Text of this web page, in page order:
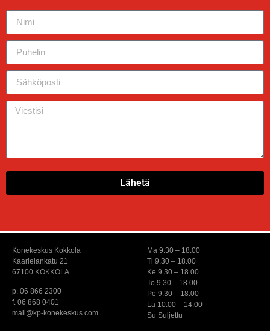
Lähetä
Konekeskus Kokkola
Kaarlelankatu 21
67100 KOKKOLA
p. 06 866 2300
f. 06 868 0401
mail@kp-konekeskus.com
Ma 9.30 – 18.00
Ti 9.30 – 18.00
Ke 9.30 – 18.00
To 9.30 – 18.00
Pe 9.30 – 18.00
La 10.00 – 14.00
Su Suljettu